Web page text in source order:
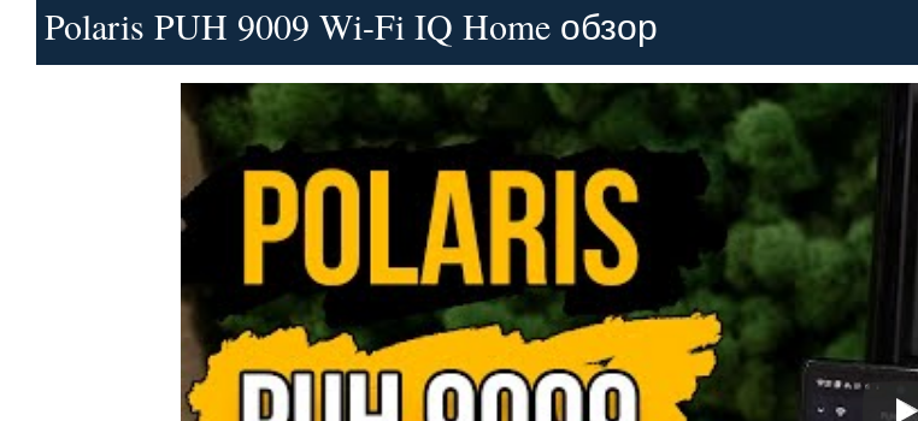
Polaris PUH 9009 Wi-Fi IQ Home обзор